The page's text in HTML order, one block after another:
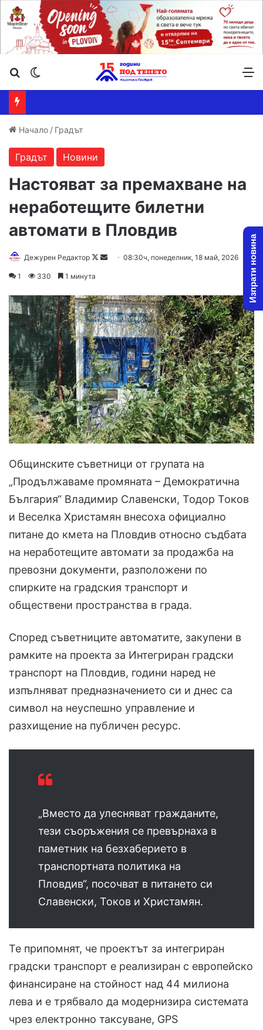
Търсене ...
Начало / Градът
Градът Новини
Настояват за премахване на
неработещите билетни
автомати в Пловдив
Дежурен Редактор
Follow
Send08:30ч, понеделник, 18 май, 2026
1 330 1 минута
Общинските съветници от групата на
„Продължаваме промяната – Демократична
България“ Владимир Славенски, Тодор Токов
и Веселка Христамян внесоха официално
питане до кмета на Пловдив относно съдбата
на неработещите автомати за продажба на
превозни документи, разположени по
спирките на градския транспорт и
обществени пространства в града.
Според съветниците автоматите, закупени в
рамките на проекта за Интегриран градски
транспорт на Пловдив, години наред не
изпълняват предназначението си и днес са
символ на неуспешно управление и
разхищение на публичен ресурс.
„Вместо да улесняват гражданите,
тези съоръжения се превърнаха в
паметник на безхаберието в
транспортната политика на
Пловдив“, посочват в питането си
Славенски, Токов и Христамян.
Те припомнят, че проектът за интегриран
градски транспорт е реализиран с европейско
финансиране на стойност над 44 милиона
лева и е трябвало да модернизира системата
чрез електронно таксуване, GPS
Изпрати новина